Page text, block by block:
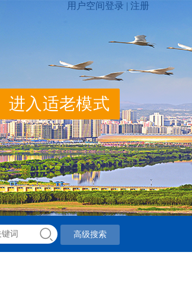
进入适老模式
高级搜索